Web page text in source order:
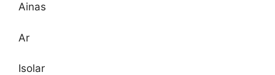
Ainas
Ar
Isolar